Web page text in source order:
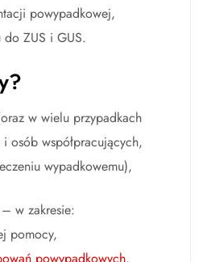
powypadkowej,
do ZUS i GUS.
w wielu przypadkach
osób współpracujących,
wypadkowemu),
w zakresie:
pomocy,